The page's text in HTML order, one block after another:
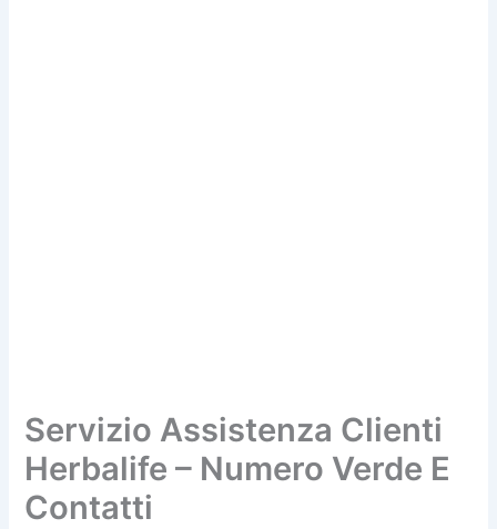
Servizio Assistenza Clienti
Herbalife – Numero Verde E
Contatti